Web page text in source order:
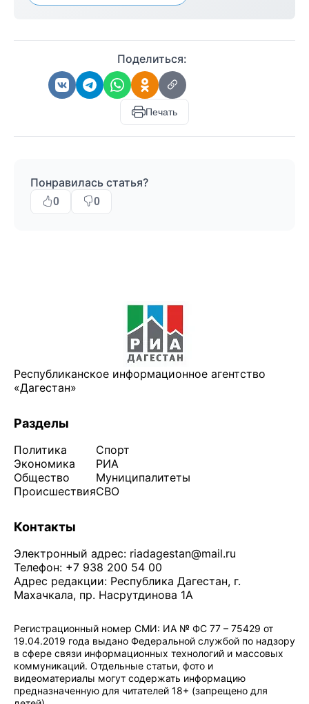
Поделиться:
Печать
Понравилась статья?
0 0
Республиканское информационное агентство
«Дагестан»
Разделы
Политика
Экономика
Общество
Происшествия
Спорт
РИА
Муниципалитеты
СВО
Контакты
Электронный адрес: riadagestan@mail.ru
Телефон: +7 938 200 54 00
Адрес редакции: Республика Дагестан, г.
Махачкала, пр. Насрутдинова 1А
Регистрационный номер СМИ: ИА № ФС 77 – 75429 от
19.04.2019 года выдано Федеральной службой по надзору
в сфере связи информационных технологий и массовых
коммуникаций. Отдельные статьи, фото и
видеоматериалы могут содержать информацию
предназначенную для читателей 18+ (запрещено для